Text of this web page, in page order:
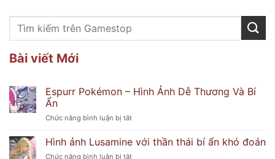
Bài viết Mới
Espurr Pokémon – Hình Ảnh Dễ Thương Và Bí
Ẩn
Chức năng bình luận bị tắtở
Pokémon
–
Hình ảnh Lusamine với thần thái bí ẩn khó đoán
Chức năng bình luận bị tắtở